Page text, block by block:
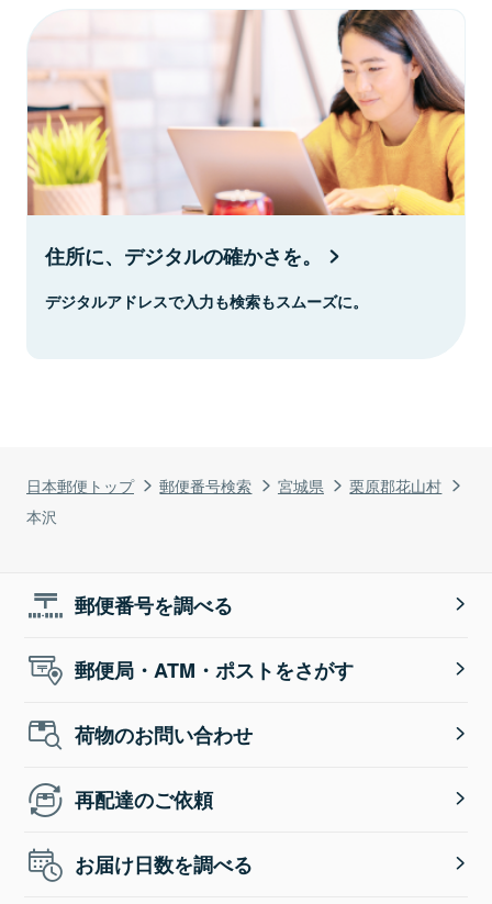
日本郵便トップ 郵便番号検索 宮城県
栗原郡花山村
本沢
住所に、デジタルの確かさを。
デジタルアドレスで入力も検索もスムーズに。
郵便番号を調べる
郵便局・ATM・ポストをさがす
荷物のお問い合わせ
再配達のご依頼
お届け日数を調べる